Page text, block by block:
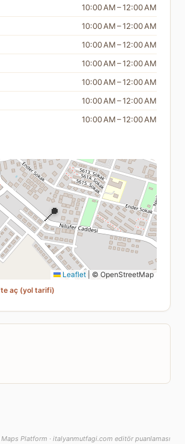
10:00 AM – 12:00 AM
10:00 AM – 12:00 AM
10:00 AM – 12:00 AM
10:00 AM – 12:00 AM
10:00 AM – 12:00 AM
10:00 AM – 12:00 AM
10:00 AM – 12:00 AM
📍
Leaflet
© OpenStreetMap
aç (yol tarifi)
Maps Platform · italyanmutfagi.com editör puanlaması